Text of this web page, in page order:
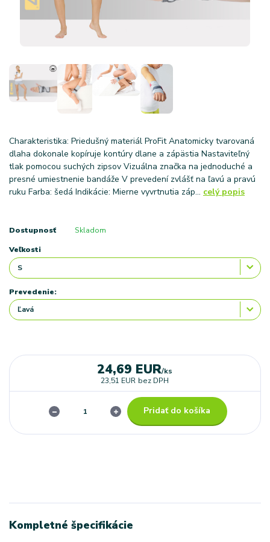
Charakteristika: Priedušný materiál ProFit Anatomicky tvarovaná
dlaha dokonale kopíruje kontúry dlane a zápästia Nastaviteľný
tlak pomocou suchých zipsov Vizuálna značka na jednoduché a
presné umiestnenie bandáže V prevedení zvlášť na ľavú a pravú
ruku Farba: šedá Indikácie: Mierne vyvrtnutia záp... celý popis
Dostupnosť Skladom
Veľkosti
Prevedenie:
24,69 EUR/ks
23,51 EUR bez DPH
Pridať do košíka
Kompletné špecifikácie